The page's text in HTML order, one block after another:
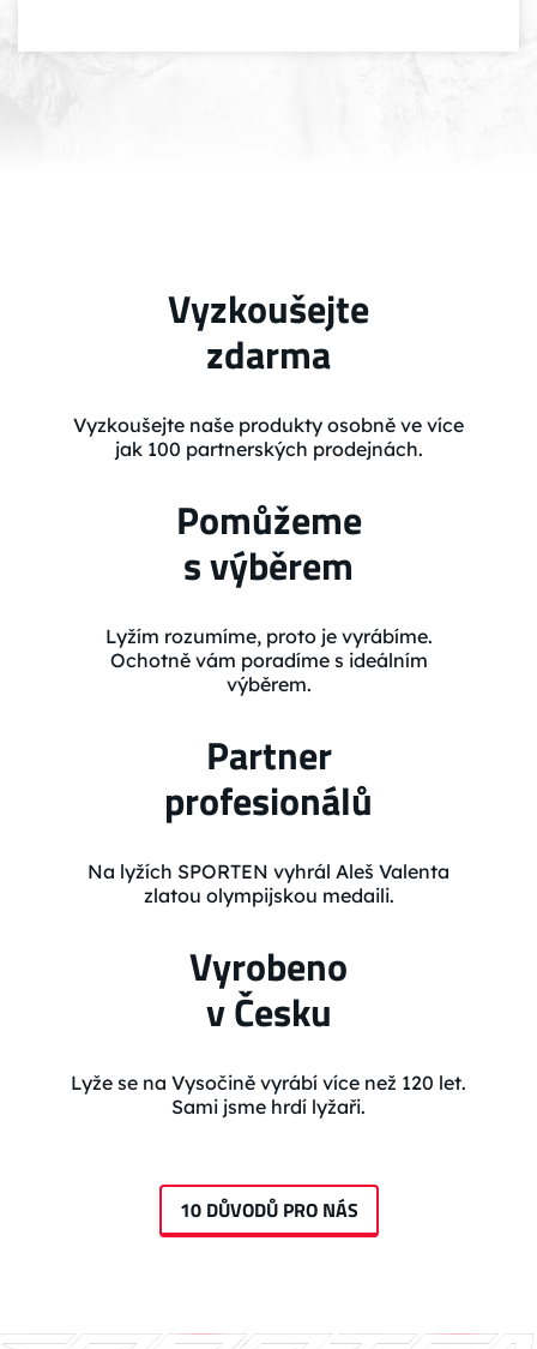
Vyzkoušejte
zdarma
Vyzkoušejte naše produkty osobně ve více
jak 100 partnerských prodejnách.
Pomůžeme
s výběrem
Lyžím rozumíme, proto je vyrábíme.
Ochotně vám poradíme s ideálním
výběrem.
Partner
profesionálů
Na lyžích SPORTEN vyhrál Aleš Valenta
zlatou olympijskou medaili.
Vyrobeno
v Česku
Lyže se na Vysočině vyrábí více než 120 let.
Sami jsme hrdí lyžaři.
10 DŮVODŮ PRO NÁS